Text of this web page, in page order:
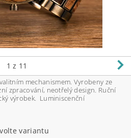
1 z 11
mechanismem. Vyrobeny ze
zpracování, neotřelý design. Ruční
výrobek. Luminiscenční
variantu